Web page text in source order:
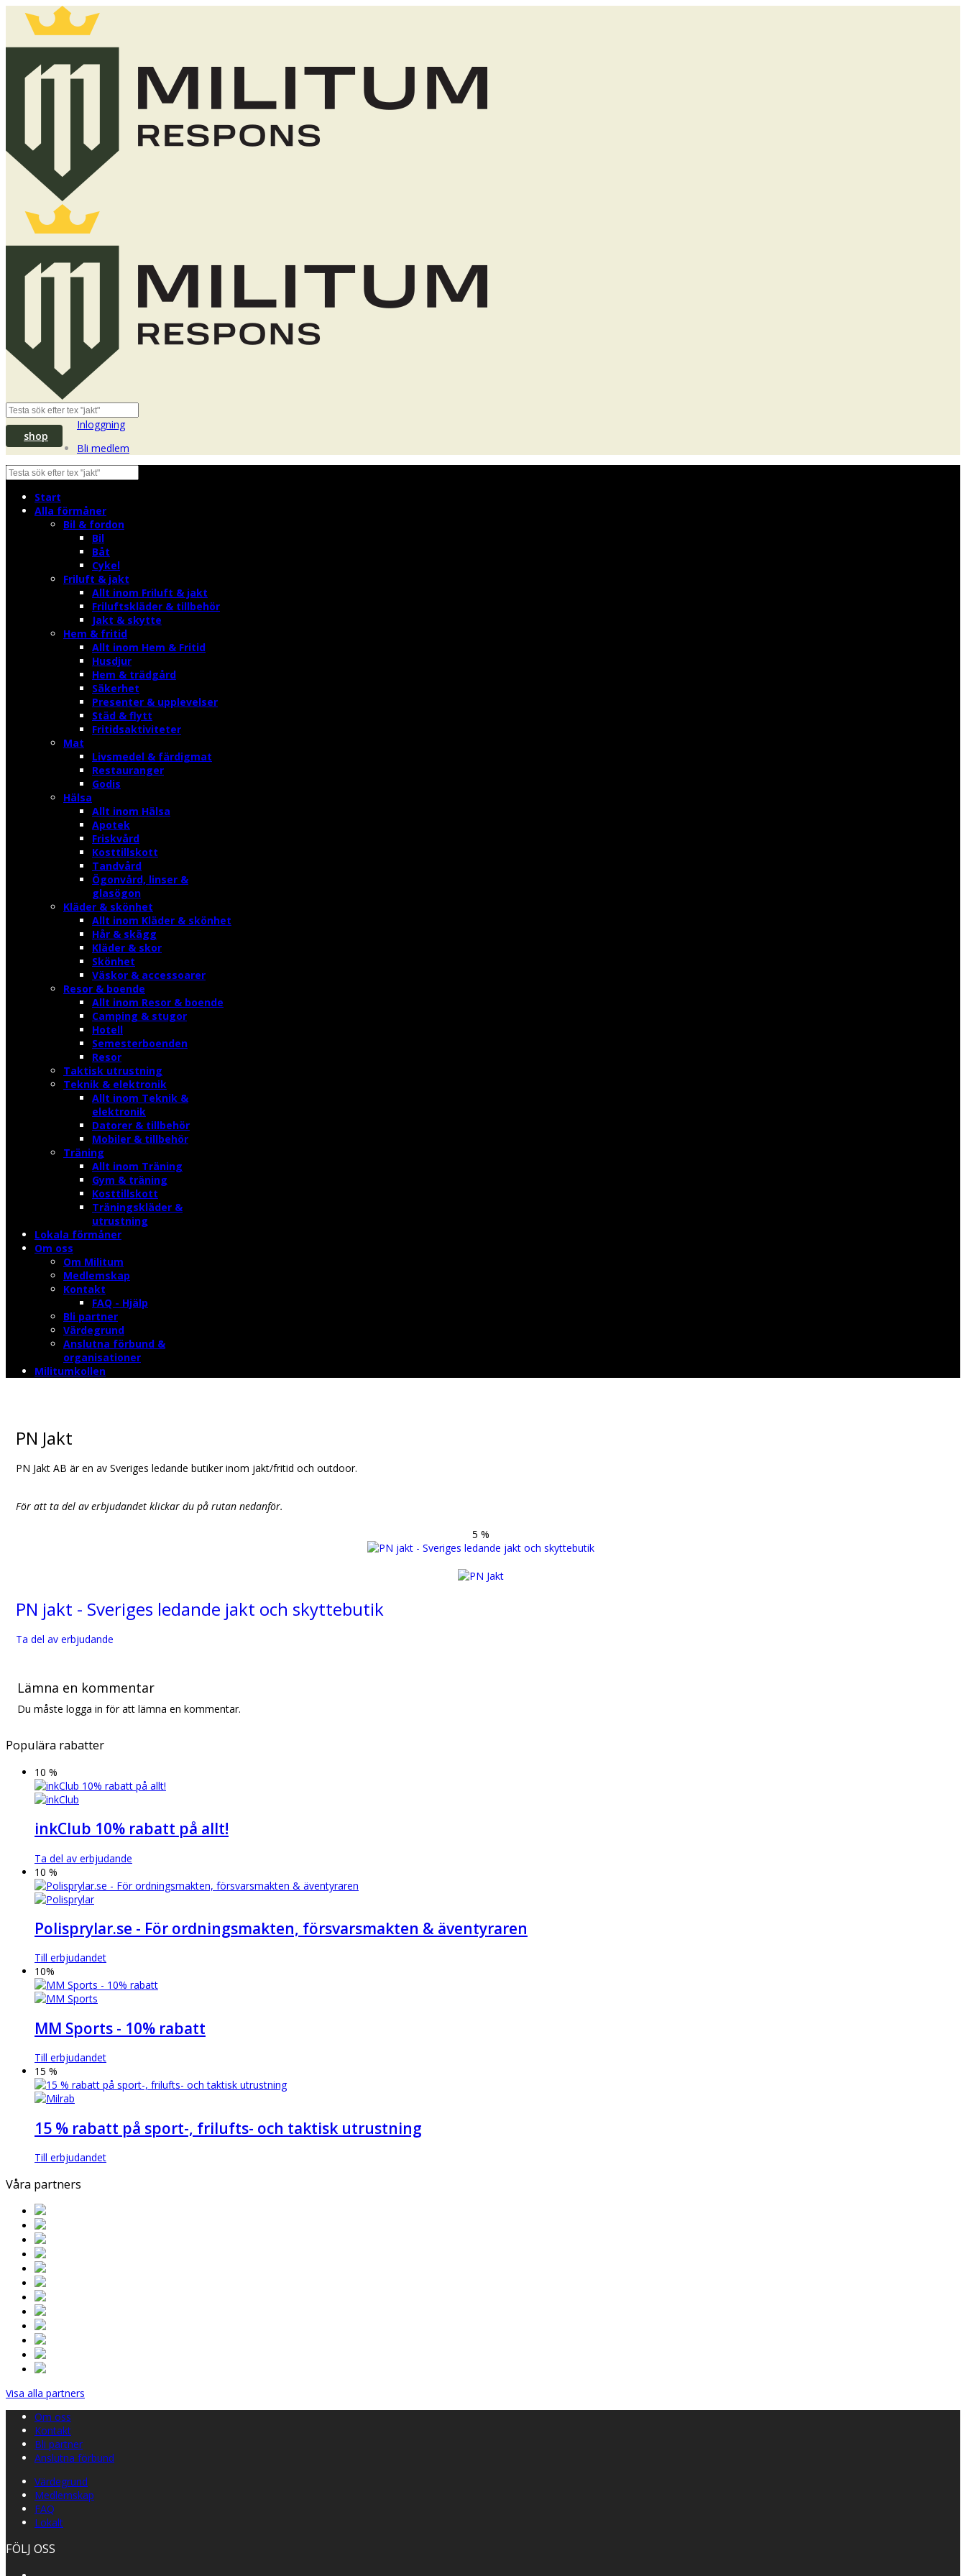
shop
Inloggning
Bli medlem
Start
Alla förmåner
Bil & fordon
Bil
Båt
Cykel
Friluft & jakt
Allt inom Friluft & jakt
Friluftskläder & tillbehör
Jakt & skytte
Hem & fritid
Allt inom Hem & Fritid
Husdjur
Hem & trädgård
Säkerhet
Presenter & upplevelser
Städ & flytt
Fritidsaktiviteter
Mat
Livsmedel & färdigmat
Restauranger
Godis
Hälsa
Allt inom Hälsa
Apotek
Friskvård
Kosttillskott
Tandvård
Ögonvård, linser &
glasögon
Kläder & skönhet
Allt inom Kläder & skönhet
Hår & skägg
Kläder & skor
Skönhet
Väskor & accessoarer
Resor & boende
Allt inom Resor & boende
Camping & stugor
Hotell
Semesterboenden
Resor
Taktisk utrustning
Teknik & elektronik
Allt inom Teknik &
elektronik
Datorer & tillbehör
Mobiler & tillbehör
Träning
Allt inom Träning
Gym & träning
Kosttillskott
Träningskläder &
utrustning
Lokala förmåner
Om oss
Om Militum
Medlemskap
Kontakt
FAQ - Hjälp
Bli partner
Värdegrund
Anslutna förbund &
organisationer
Militumkollen
PN Jakt
PN Jakt AB är en av Sveriges ledande butiker inom jakt/fritid och outdoor.
För att ta del av erbjudandet klickar du på rutan nedanför.
5 %
PN jakt - Sveriges ledande jakt och skyttebutik
Ta del av erbjudande
Lämna en kommentar
Du måste logga in för att lämna en kommentar.
Populära rabatter
10 %
inkClub 10% rabatt på allt!
Ta del av erbjudande
10 %
Polisprylar.se - För ordningsmakten, försvarsmakten & äventyraren
Till erbjudandet
10%
MM Sports - 10% rabatt
Till erbjudandet
15 %
15 % rabatt på sport-, frilufts- och taktisk utrustning
Till erbjudandet
Våra partners
Visa alla partners
Om oss
Kontakt
Bli partner
Anslutna förbund
Värdegrund
Medlemskap
FAQ
Lokalt
FÖLJ OSS